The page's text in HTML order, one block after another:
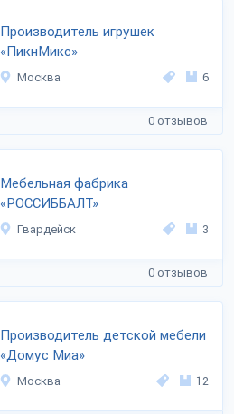
Производитель игрушек
«ПикнМикс»
Москва 6
0 отзывов
Мебельная фабрика
«РОССИББАЛТ»
Гвардейск 3
0 отзывов
Производитель детской мебели
«Домус Миа»
Москва 12